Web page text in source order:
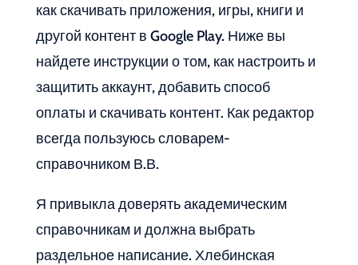
как скачивать приложения, игры, книги и
другой контент в Google Play. Ниже вы
найдете инструкции о том, как настроить и
защитить аккаунт, добавить способ
оплаты и скачивать контент. Как редактор
всегда пользуюсь словарем-
справочником В.В.
Я привыкла доверять академическим
справочникам и должна выбрать
раздельное написание. Хлебинская